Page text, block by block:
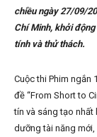
chiều ngày 27/09/
Chí Minh, khởi
tính và thử thách.
Cuộc thi Phim ngắn
đề “From Short to
tín và sáng tạo nhất
dưỡng tài năng